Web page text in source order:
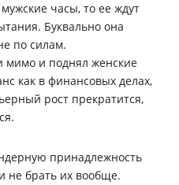
часы, то ее ждут
Буквально она
по силам.
мимо и поднял женские
как в финансовых делах,
рост прекратится,
принадлежность
не брать их вообще.